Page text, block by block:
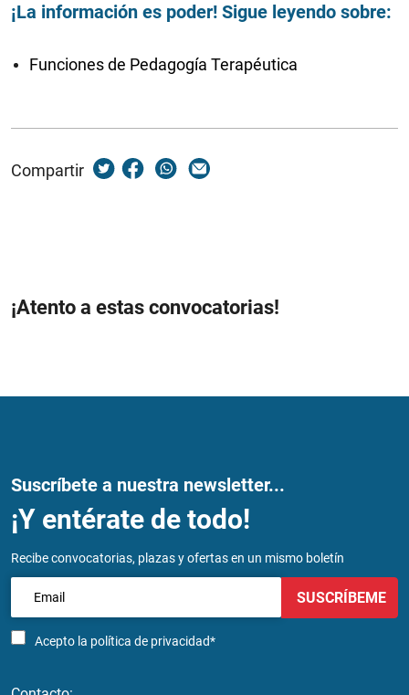
¡La información es poder! Sigue leyendo sobre:
Funciones de Pedagogía Terapéutica
Compartir
¡Atento a estas convocatorias!
Suscríbete a nuestra newsletter...
¡Y entérate de todo!
Recibe convocatorias, plazas y ofertas en un mismo boletín
Acepto la política de privacidad*
SUSCRÍBEME